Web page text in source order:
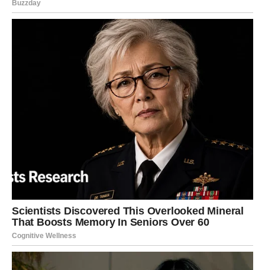
Duška Tošića, nije ni čudo što nisu zajedno bili na koncertu
Dragane Mirković, čak ni istog dana. Opće je poznato da ih
oboje veže jaka veza s folk zvijezdom Draganom Mirković i
njezinim suprugom Tonijem Bijelićem.